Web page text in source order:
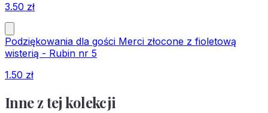
3.50 zł
Podziękowania dla gości Merci złocone z fioletową
wisterią - Rubin nr 5
1.50 zł
Inne z tej kolekcji